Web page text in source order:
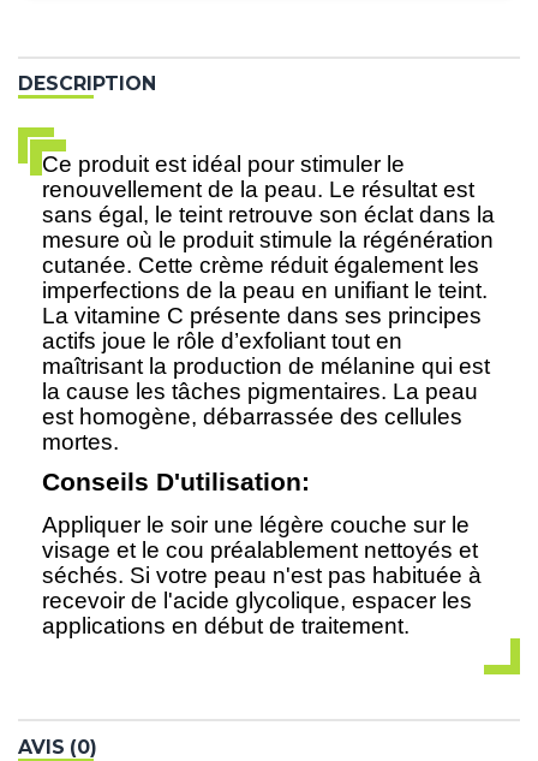
DESCRIPTION
Ce produit est idéal pour stimuler le
renouvellement de la peau. Le résultat est
sans égal, le teint retrouve son éclat dans la
mesure où le produit stimule la régénération
cutanée. Cette crème réduit également les
imperfections de la peau en unifiant le teint.
La vitamine C présente dans ses principes
actifs joue le rôle d’exfoliant tout en
maîtrisant la production de mélanine qui est
la cause les tâches pigmentaires. La peau
est homogène, débarrassée des cellules
mortes.
Conseils D'utilisation:
Appliquer le soir une légère couche sur le
visage et le cou préalablement nettoyés et
séchés. Si votre peau n'est pas habituée à
recevoir de l'acide glycolique, espacer les
applications en début de traitement.
AVIS (0)